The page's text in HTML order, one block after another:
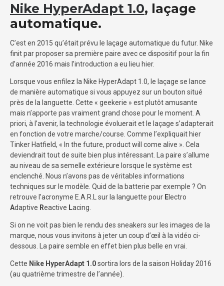
Nike HyperAdapt 1.0, laçage
automatique.
C’est en 2015 qu’était prévu le laçage automatique du futur. Nike
finit par proposer sa première paire avec ce dispositif pour la fin
d’année 2016 mais l’introduction a eu lieu hier.
Lorsque vous enfilez la Nike HyperAdapt 1.0, le laçage se lance
de manière automatique si vous appuyez sur un bouton situé
près de la languette. Cette « geekerie » est plutôt amusante
mais n’apporte pas vraiment grand chose pour le moment. A
priori, à l’avenir, la technologie évoluerait et le laçage s’adapterait
en fonction de votre marche/course. Comme l’expliquait hier
Tinker Hatfield, « In the future, product will come alive ». Cela
deviendrait tout de suite bien plus intéressant. La paire s’allume
au niveau de sa semelle extérieure lorsque le système est
enclenché. Nous n’avons pas de véritables informations
techniques sur le modèle. Quid de la batterie par exemple ? On
retrouve l’acronyme E.A.R.L sur la languette pour Electro
Adaptive Reactive Lacing.
Si on ne voit pas bien le rendu des sneakers sur les images de la
marque, nous vous invitons à jeter un coup d’œil à la vidéo ci-
dessous. La paire semble en effet bien plus belle en vrai.
Cette Nike HyperAdapt 1.0sortira lors de la saison Holiday 2016
(au quatrième trimestre de l’année).